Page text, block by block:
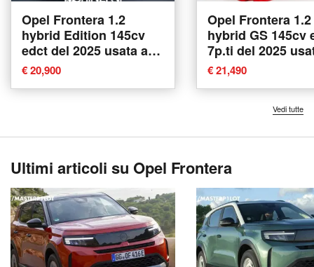
Opel Frontera 1.2
hybrid Edition 145cv
edct del 2025 usata a
Calusco d'Adda
€ 20,900
Opel Frontera 1.2
hybrid GS 145cv
7p.ti del 2025
Rho
€ 21,490
Vedi tutte
Ultimi articoli su Opel Frontera